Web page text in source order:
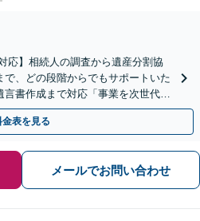
応】相続人の調査から遺産分割協
、どの段階からでもサポートいた
書作成まで対応「事業を次世代に
ト」【完全個室相談】
金表を見る
メールでお問い合わせ